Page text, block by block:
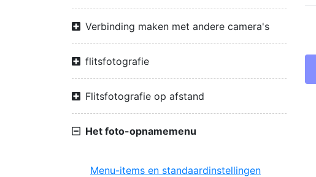
Verbinding maken met andere camera's
flitsfotografie
Flitsfotografie op afstand
Het foto-opnamemenu
Menu-items en standaardinstellingen